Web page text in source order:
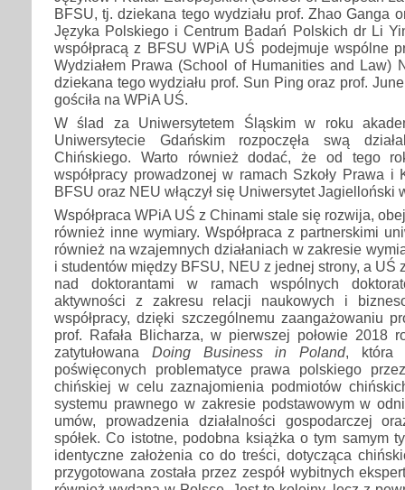
BFSU, tj. dziekana tego wydziału prof. Zhao Ganga
Języka Polskiego i Centrum Badań Polskich dr Li
współpracą z BFSU WPiA UŚ podejmuje wspólne
Wydziałem Prawa (School of Humanities and Law)
dziekana tego wydziału prof. Sun Ping oraz prof.
gościła na WPiA UŚ.
W ślad za Uniwersytetem Śląskim w roku
Uniwersytecie Gdańskim rozpoczęła swą
Chińskiego. Warto również dodać, że od tego
współpracy prowadzonej w ramach Szkoły Prawa
BFSU oraz NEU włączył się Uniwersytet Jagielloński
Współpraca WPiA UŚ z Chinami stale się rozwija,
również inne wymiary. Współpraca z partnerskimi
również na wzajemnych działaniach w zakresie
i studentów między BFSU, NEU z jednej strony, a UŚ
nad doktorantami w ramach wspólnych
aktywności z zakresu relacji naukowych i
współpracy, dzięki szczególnemu zaangażowaniu
prof. Rafała Blicharza, w pierwszej połowie 2018
zatytułowana Doing Business in Poland, która
poświęconych problematyce prawa polskiego
chińskiej w celu zaznajomienia podmiotów
systemu prawnego w zakresie podstawowym w
umów, prowadzenia działalności gospodarczej
spółek. Co istotne, podobna książka o tym samym
identyczne założenia co do treści, dotycząca
przygotowana została przez zespół wybitnych